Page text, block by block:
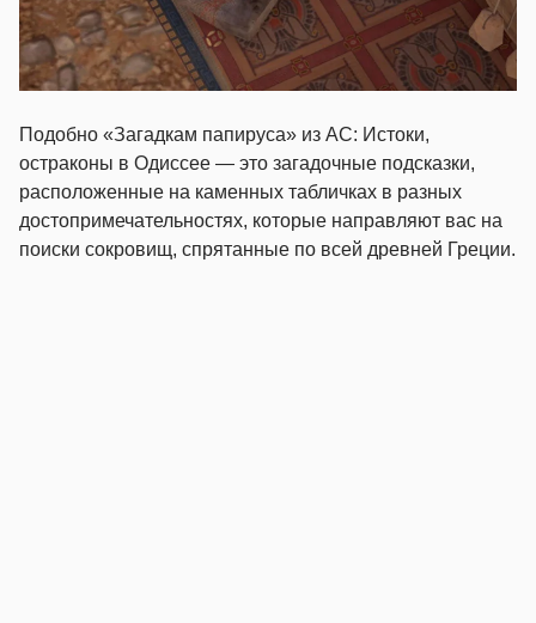
Подобно «Загадкам папируса» из AC: Истоки,
остраконы в Одиссее — это загадочные подсказки,
расположенные на каменных табличках в разных
достопримечательностях, которые направляют вас на
поиски сокровищ, спрятанные по всей древней Греции.